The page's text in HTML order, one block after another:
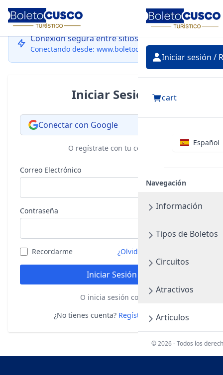
Iniciar
sesión
Iniciar sesión /
cart
Español
Navegación
Información
Tipos de Boletos
Circuitos
Atractivos
Artículos
© 2026 - Todos los
Conexión segura entre sitios
Conectando desde: www.boletocusco.com
Iniciar Sesión
Conectar con Google
O regístrate con tu correo
Correo Electrónico
Contraseña
Recordarme ¿Olvidaste tu contraseña?
Iniciar Sesión
O inicia sesión con
¿No tienes cuenta? Regístrate aquí